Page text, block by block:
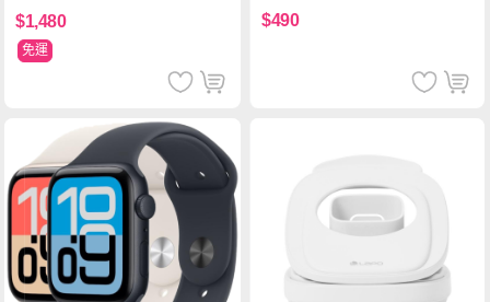
$1,480
免運
機/平板/筆電
$490